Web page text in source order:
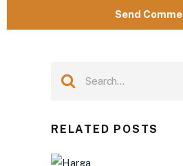
RELATED POSTS